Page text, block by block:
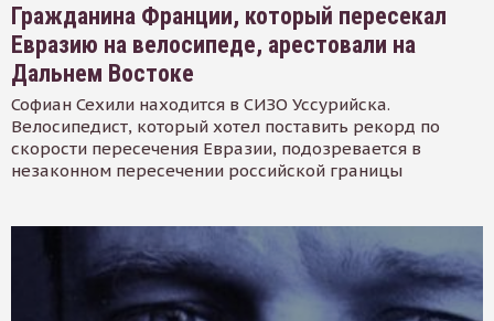
Гражданина Франции, который пересекал
Евразию на велосипеде, арестовали на
Дальнем Востоке
Софиан Сехили находится в СИЗО Уссурийска.
Велосипедист, который хотел поставить рекорд по
скорости пересечения Евразии, подозревается в
незаконном пересечении российской границы